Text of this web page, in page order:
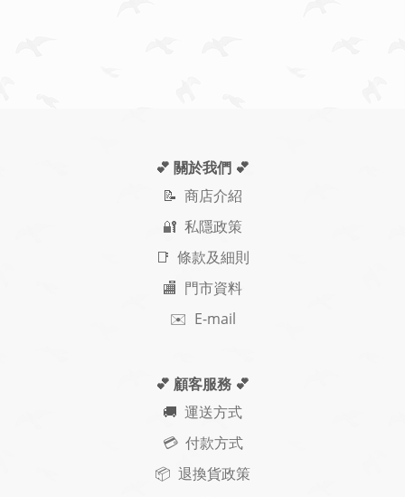
💕 關於我們 💕
📝 商店介紹
🔐 私隱政策
📑 條款及細則
🏬 門市資料
✉️ E-mail
💕 顧客服務 💕
🚚 運送方式
💳 付款方式
📦 退換貨政策